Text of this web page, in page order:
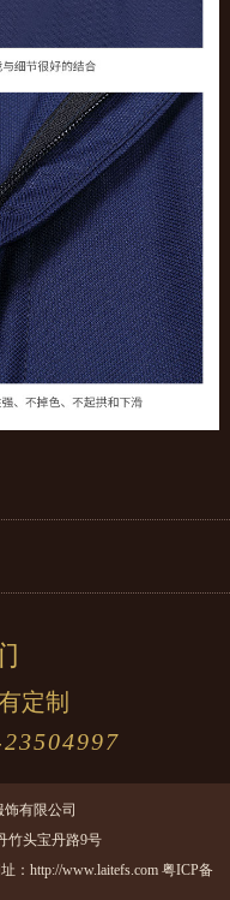
定制
有限公司
竹头宝丹路9号
：http://www.laitefs.com 粤ICP备